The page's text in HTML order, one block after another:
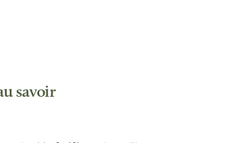
savoir